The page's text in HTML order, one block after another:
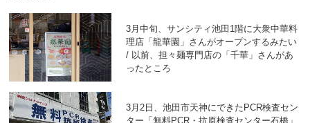
3月中旬、サンシティ池田1階に大衆中華料
理店「龍華園」さんがオープンするみたい
/ 以前、担々麺専門店の「千華」さんがあ
ったところ
3月2日、池田市天神にできたPCR検査セン
ター「無料PCR・抗原検査センター石橋」